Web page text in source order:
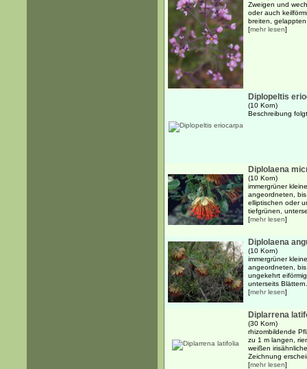
Zweigen und
oder auch
breiten,
[mehr lesen]
Diplopeltis
(10 Korn)
Beschreibung
Diplolaena
(10 Korn)
immergrüner
angeordneten,
elliptischen oder
tiefgrünen,
[mehr lesen]
Diplolaena
(10 Korn)
immergrüner
angeordneten,
ungekehrt
unterseits
[mehr lesen]
Diplarrena
(30 Korn)
rhizombildende
zu 1 m langen,
weißen
Zeichnung
[mehr lesen]